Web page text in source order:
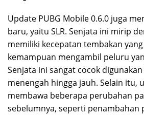
Update PUBG Mobile 0.6.0 juga
baru, yaitu SLR. Senjata ini mirip
memiliki kecepatan tembakan
kemampuan mengambil peluru
Senjata ini sangat cocok
menengah hingga jauh. Selain itu,
membawa beberapa perubahan
sebelumnya, seperti penambahan